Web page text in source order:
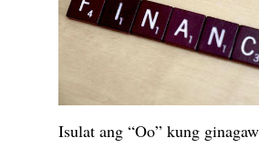
Isulat ang “Oo” kung